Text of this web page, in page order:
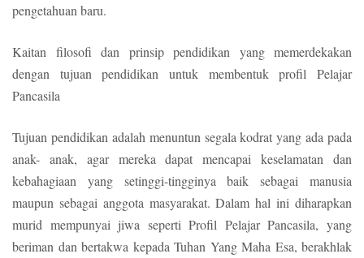
pengetahuan baru.
Kaitan filosofi dan prinsip pendidikan yang memerdekakan
dengan tujuan pendidikan untuk membentuk profil Pelajar
Pancasila
Tujuan pendidikan adalah menuntun segala kodrat yang ada pada
anak- anak, agar mereka dapat mencapai keselamatan dan
kebahagiaan yang setinggi-tingginya baik sebagai manusia
maupun sebagai anggota masyarakat. Dalam hal ini diharapkan
murid mempunyai jiwa seperti Profil Pelajar Pancasila, yang
beriman dan bertakwa kepada Tuhan Yang Maha Esa, berakhlak